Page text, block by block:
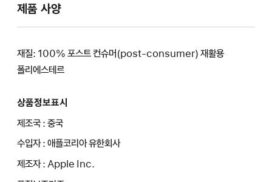
제품 사양
재질: 100% 포스트 컨슈머(post-consumer) 재활용
폴리에스테르
상품정보표시
제조국 : 중국
수입자 : 애플코리아 유한회사
제조자 : Apple Inc.